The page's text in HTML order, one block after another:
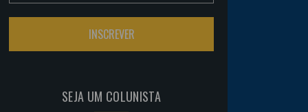
SEJA UM COLUNISTA